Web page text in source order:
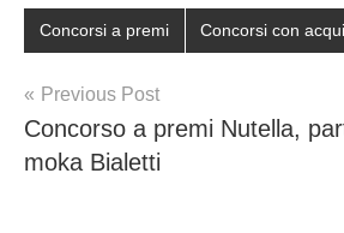
Concorsi a premi Concorsi con
Post
navigation
Previous Post
Concorso a premi Nutella,
moka Bialetti